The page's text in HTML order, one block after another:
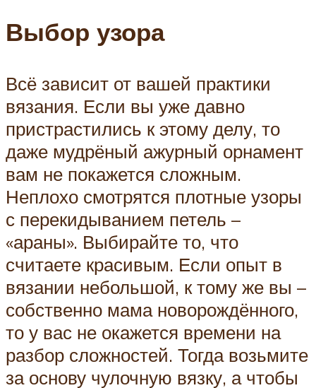
Выбор узора
Всё зависит от вашей практики
вязания. Если вы уже давно
пристрастились к этому делу, то
даже мудрёный ажурный орнамент
вам не покажется сложным.
Неплохо смотрятся плотные узоры
с перекидыванием петель –
«араны». Выбирайте то, что
считаете красивым. Если опыт в
вязании небольшой, к тому же вы –
собственно мама новорождённого,
то у вас не окажется времени на
разбор сложностей. Тогда возьмите
за основу чулочную вязку, а чтобы